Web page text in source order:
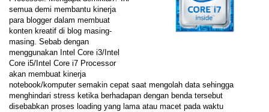
semua demi membantu kinerja
para blogger dalam membuat
konten kreatif di blog masing-
masing. Sebab dengan
menggunakan Intel Core i3/Intel
Core i5/Intel Core i7 Processor
akan membuat kinerja
notebook/komputer semakin cepat saat mengolah data sehingga
menghindari stress ketika berhadapan dengan benda tersebut
disebabkan proses loading yang lama atau macet pada waktu